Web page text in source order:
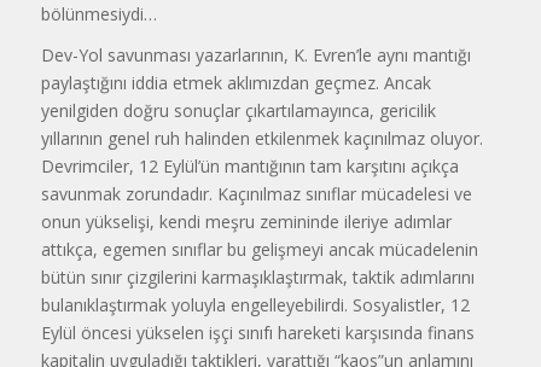
bölünmesiydi…
Dev-Yol savunması yazarlarının, K. Evren’le aynı mantığı
paylaştığını iddia etmek aklımızdan geçmez. Ancak
yenilgiden doğru sonuçlar çıkartılamayınca, gericilik
yıllarının genel ruh halinden etkilenmek kaçınılmaz oluyor.
Devrimciler, 12 Eylül’ün mantığının tam karşıtını açıkça
savunmak zorundadır. Kaçınılmaz sınıflar mücadelesi ve
onun yükselişi, kendi meşru zemininde ileriye adımlar
attıkça, egemen sınıflar bu gelişmeyi ancak mücadelenin
bütün sınır çizgilerini karmaşıklaştırmak, taktik adımlarını
bulanıklaştırmak yoluyla engelleyebilirdi. Sosyalistler, 12
Eylül öncesi yükselen işçi sınıfı hareketi karşısında finans
kapitalin uyguladığı taktikleri, yarattığı “kaos”un anlamını